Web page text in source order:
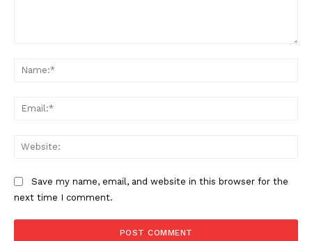
Save my name, email, and website in this browser for the
next time I comment.